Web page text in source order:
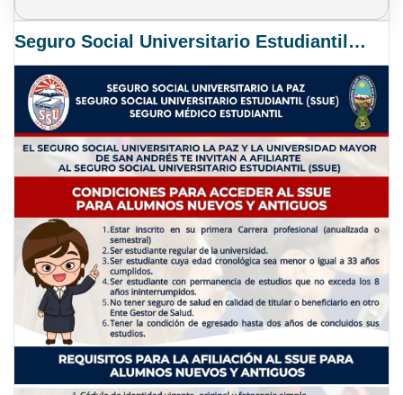
Seguro Social Universitario Estudiantil SSUE